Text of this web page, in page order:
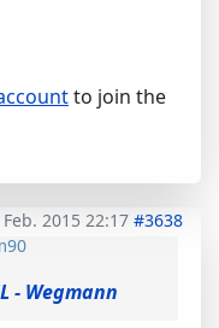
to join the
Feb. 2015 22:17 #3638
- Wegmann